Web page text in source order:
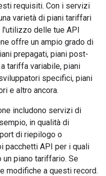
requisiti. Con i servizi
varietà di piani tariffari
delle tue API
offre un ampio grado di
prepagati, piani post-
tariffa variabile, piani
specifici, piani
e altro ancora.
includono servizi di
in qualità di
di riepilogo o
pacchetti API per i quali
piano tariffario. Se
modifiche a questi record.